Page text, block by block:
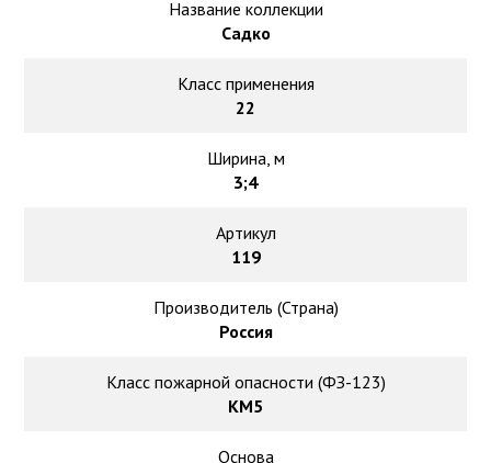
Название коллекции
Садко
Класс применения
22
Ширина, м
3;4
Артикул
119
Производитель (Страна)
Россия
Класс пожарной опасности (ФЗ-123)
КМ5
Основа